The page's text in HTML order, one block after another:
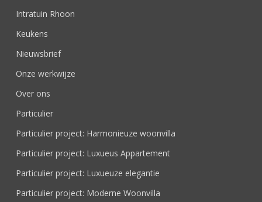
Intratuin Rhoon
Keukens
Nieuwsbrief
Onze werkwijze
Over ons
Particulier
Particulier project: Harmonieuze woonvilla
Particulier project: Luxueus Appartement
Particulier project: Luxueuze elegantie
Particulier project: Moderne Woonvilla